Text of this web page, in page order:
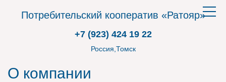
+7 (923) 424 19 22
Россия,Томск
Toggle
О компании